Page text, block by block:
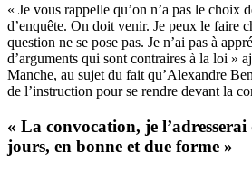
« Je vous rappelle qu’on n’a pas le choix
d’enquête. On doit venir. Je peux le faire
question ne se pose pas. Je n’ai pas à
d’arguments qui sont contraires à la loi »
Manche, au sujet du fait qu’Alexandre
de l’instruction pour se rendre devant la
« La convocation, je
jours, en bonne et due forme »